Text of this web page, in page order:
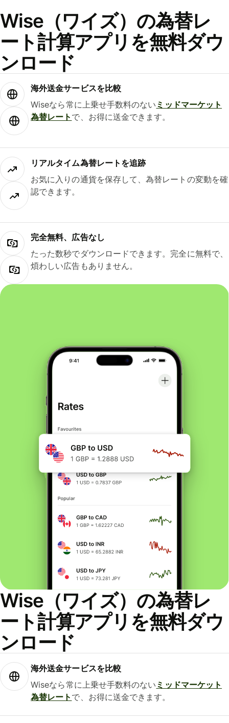
Wise（ワイズ）の為替レ
ート計算アプリを無料ダウ
ンロード
海外送金サービスを比較
Wiseなら常に上乗せ手数料のない ミッドマーケット
為替レート で、お得に送金できます。
リアルタイム為替レートを追跡
お気に入りの通貨を保存して、為替レートの変動を確
認できます。
完全無料、広告なし
たった数秒でダウンロードできます。完全に無料で、
煩わしい広告もありません。
Wise（ワイズ）の為替レ
ート計算アプリを無料ダウ
ンロード
海外送金サービスを比較
Wiseなら常に上乗せ手数料のない ミッドマーケット
為替レート で、お得に送金できます。